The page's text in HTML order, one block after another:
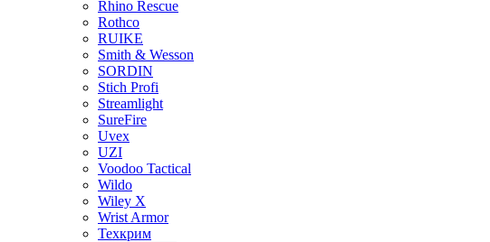
Rhino Rescue
Rothco
RUIKE
Smith & Wesson
SORDIN
Stich Profi
Streamlight
SureFire
Uvex
UZI
Voodoo Tactical
Wildo
Wiley X
Wrist Armor
Техкрим